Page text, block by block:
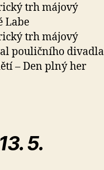
trh májový
Labe
trh májový
pouličního divadla
– Den plný her
5.